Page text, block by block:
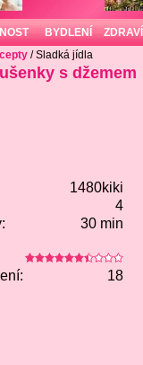
BYDLENÍ ZDRAVÍ
/ Sladká jídla
s džemem
1480kiki
4
30 min
18